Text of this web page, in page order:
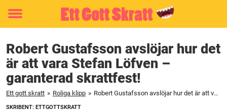
Toggle
Robert Gustafsson avslöjar hur det
är att vara Stefan Löfven –
garanterad skrattfest!
Ett gott skratt » Roliga klipp » Robert Gustafsson avslöjar hur det är att vara Stefan Löfven – garanterad skrattfest!
SKRIBENT: ETTGOTTSKRATT